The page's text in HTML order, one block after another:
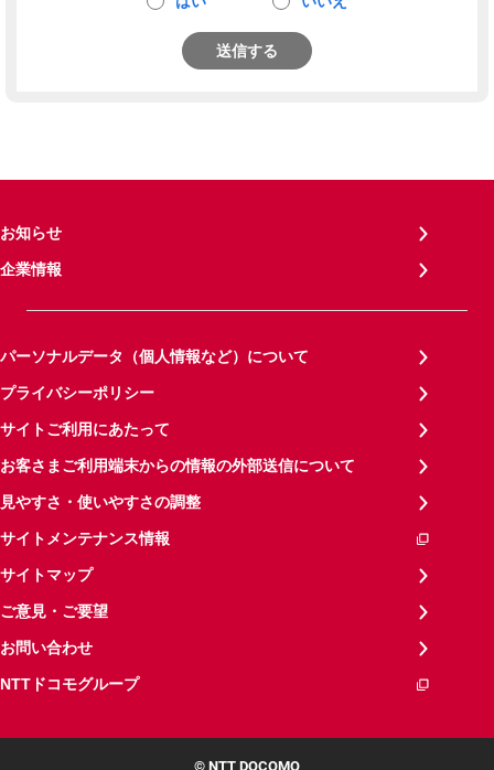
送信する
お知らせ
企業情報
パーソナルデータ（個人情報など）について
プライバシーポリシー
サイトご利用にあたって
お客さまご利用端末からの情報の外部送信について
見やすさ・使いやすさの調整
サイトメンテナンス情報
サイトマップ
ご意見・ご要望
お問い合わせ
NTTドコモグループ
© NTT DOCOMO